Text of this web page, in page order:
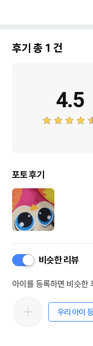
상품 필수 정보
품명 및 모델명
법에 의한 인증,허가 등을
경우 그에 대한 사항
수입자를 함께 표기
후기 총 1 건
4.5
포토 후기
비슷한 리뷰
아이를 등록하면 비슷한
우리 아이